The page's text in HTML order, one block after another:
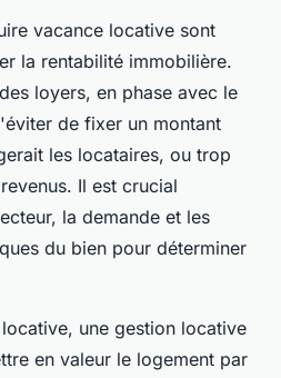
vacance locative sont
la rentabilité immobilière.
loyers, en phase avec le
de fixer un montant
les locataires, ou trop
Il est crucial
la demande et les
du bien pour déterminer
une gestion locative
en valeur le logement par